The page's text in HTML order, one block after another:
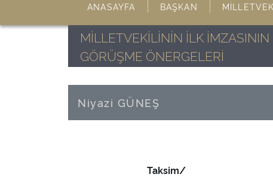
ANASAYFA BAŞKAN
MİLLETVEKİLİNİN İLK
GÖRÜŞME ÖNERGELERİ
Niyazi GÜNEŞ
Taksim/